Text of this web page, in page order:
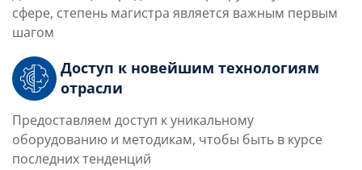
сфере, степень магистра является важным первым
шагом
Доступ к новейшим технологиям
отрасли
Предоставляем доступ к уникальному
оборудованию и методикам, чтобы быть в курсе
последних тенденций